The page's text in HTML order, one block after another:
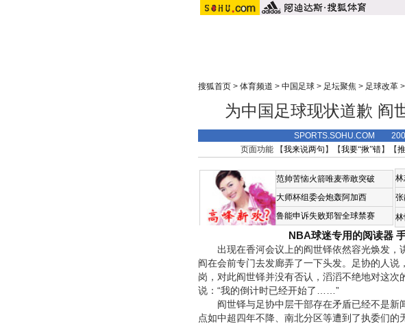
搜狐首页> 体育频道 > 中国足球> 足坛聚焦> 足球改革>
为中国足球现状道歉 阎
SPORTS.SOHU.COM
页面功能 【我来说两句 】【我要“揪”错】【
范帅苦恼火箭唯麦蒂敢突破
大师杯组委会炮轰阿加西
鲁能申诉失败郑智全球禁赛
NBA球迷专用的阅读器
出现在香河会议上的阎世铎依然容光焕发，
阎在会前专门去发廊弄了一下头发。足协的人
岗，对此阎世铎并没有否认，滔滔不绝地对这
说：“我的倒计时已经开始了……”
阎世铎与足协中层干部存在矛盾已经不是新
点如中超四年不降、南北分区等遭到了执委们